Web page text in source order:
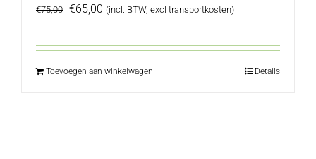
€75,00 Oorspronkelijke
€65,00 Huidige
(incl. BTW, excl transportkosten)
Toevoegen aan winkelwagen Details